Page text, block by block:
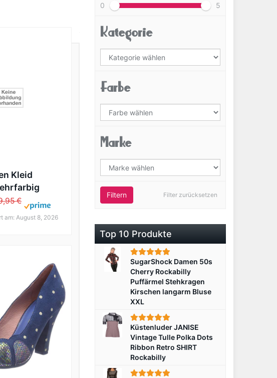
Kleid
€
am: August 8, 2026
0 5
Kategorie
Farbe
Marke
Filter zurücksetzen
Filtern
Top 10 Produkte
SugarShock Damen 50s
Cherry Rockabilly
Puffärmel Stehkragen
Kirschen langarm Bluse
XXL
Küstenluder JANISE
Vintage Tulle Polka Dots
Ribbon Retro SHIRT
Rockabilly